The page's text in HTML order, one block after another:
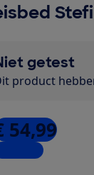
getest
product
54,99
winkels